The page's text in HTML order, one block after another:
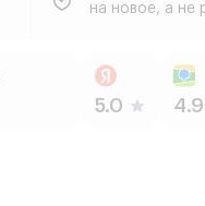
на новое, а не